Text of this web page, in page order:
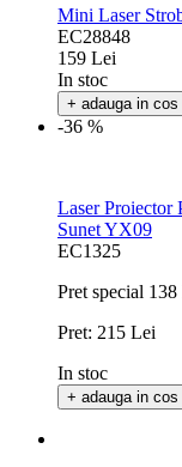
Mini Laser
EC28848
159 Lei
In stoc
+ adauga in cos
-36 %
Laser Proiector
Sunet YX09
EC1325
Pret special 138
Pret: 215 Lei
In stoc
+ adauga in cos